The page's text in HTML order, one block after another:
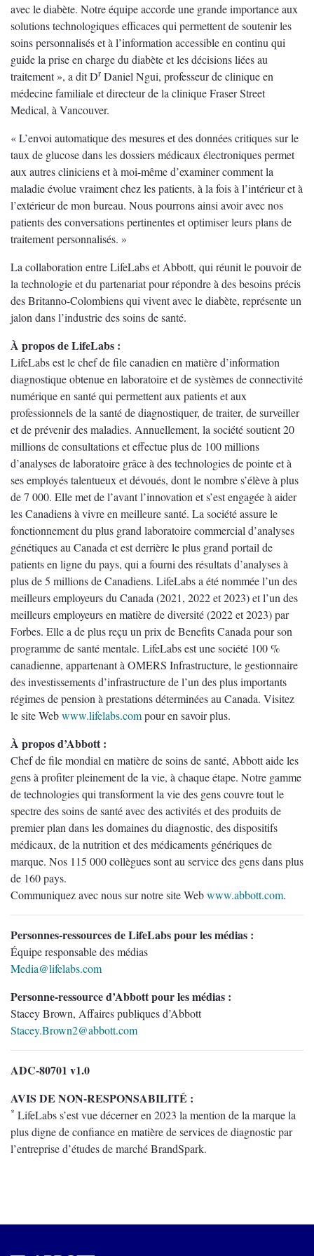
avec le diabète. Notre équipe accorde une grande importance aux
solutions technologiques efficaces qui permettent de soutenir les
soins personnalisés et à l’information accessible en continu qui
guide la prise en charge du diabète et les décisions liées au
traitement », a dit Dr Daniel Ngui, professeur de clinique en
médecine familiale et directeur de la clinique Fraser Street
Medical, à Vancouver.
« L’envoi automatique des mesures et des données critiques sur le
taux de glucose dans les dossiers médicaux électroniques permet
aux autres cliniciens et à moi-même d’examiner comment la
maladie évolue vraiment chez les patients, à la fois à l’intérieur et à
l’extérieur de mon bureau. Nous pourrons ainsi avoir avec nos
patients des conversations pertinentes et optimiser leurs plans de
traitement personnalisés. »
La collaboration entre LifeLabs et Abbott, qui réunit le pouvoir de
la technologie et du partenariat pour répondre à des besoins précis
des Britanno-Colombiens qui vivent avec le diabète, représente un
jalon dans l’industrie des soins de santé.
À propos de LifeLabs :
LifeLabs est le chef de file canadien en matière d’information
diagnostique obtenue en laboratoire et de systèmes de connectivité
numérique en santé qui permettent aux patients et aux
professionnels de la santé de diagnostiquer, de traiter, de surveiller
et de prévenir des maladies. Annuellement, la société soutient 20
millions de consultations et effectue plus de 100 millions
d’analyses de laboratoire grâce à des technologies de pointe et à
ses employés talentueux et dévoués, dont le nombre s’élève à plus
de 7 000. Elle met de l’avant l’innovation et s’est engagée à aider
les Canadiens à vivre en meilleure santé. La société assure le
fonctionnement du plus grand laboratoire commercial d’analyses
génétiques au Canada et est derrière le plus grand portail de
patients en ligne du pays, qui a fourni des résultats d’analyses à
plus de 5 millions de Canadiens. LifeLabs a été nommée l’un des
meilleurs employeurs du Canada (2021, 2022 et 2023) et l’un des
meilleurs employeurs en matière de diversité (2022 et 2023) par
Forbes. Elle a de plus reçu un prix de Benefits Canada pour son
programme de santé mentale. LifeLabs est une société 100 %
canadienne, appartenant à OMERS Infrastructure, le gestionnaire
des investissements d’infrastructure de l’un des plus importants
régimes de pension à prestations déterminées au Canada. Visitez
le site Webwww.lifelabs.compour en savoir plus.
À propos d’Abbott :
Chef de file mondial en matière de soins de santé, Abbott aide les
gens à profiter pleinement de la vie, à chaque étape. Notre gamme
de technologies qui transforment la vie des gens couvre tout le
spectre des soins de santé avec des activités et des produits de
premier plan dans les domaines du diagnostic, des dispositifs
médicaux, de la nutrition et des médicaments génériques de
marque. Nos 115 000 collègues sont au service des gens dans plus
de 160 pays.
Communiquez avec nous sur notre site Webwww.abbott.com.
Personnes-ressources de LifeLabs pour les médias :
Équipe responsable des médias
Media@lifelabs.com
Personne-ressource d’Abbott pour les médias :
Stacey Brown, Affaires publiques d’Abbott
Stacey.Brown2@abbott.com
ADC-80701 v1.0
AVIS DE NON-RESPONSABILITÉ :
* LifeLabs s’est vue décerner en 2023 la mention de la marque la
plus digne de confiance en matière de services de diagnostic par
l’entreprise d’études de marché BrandSpark.